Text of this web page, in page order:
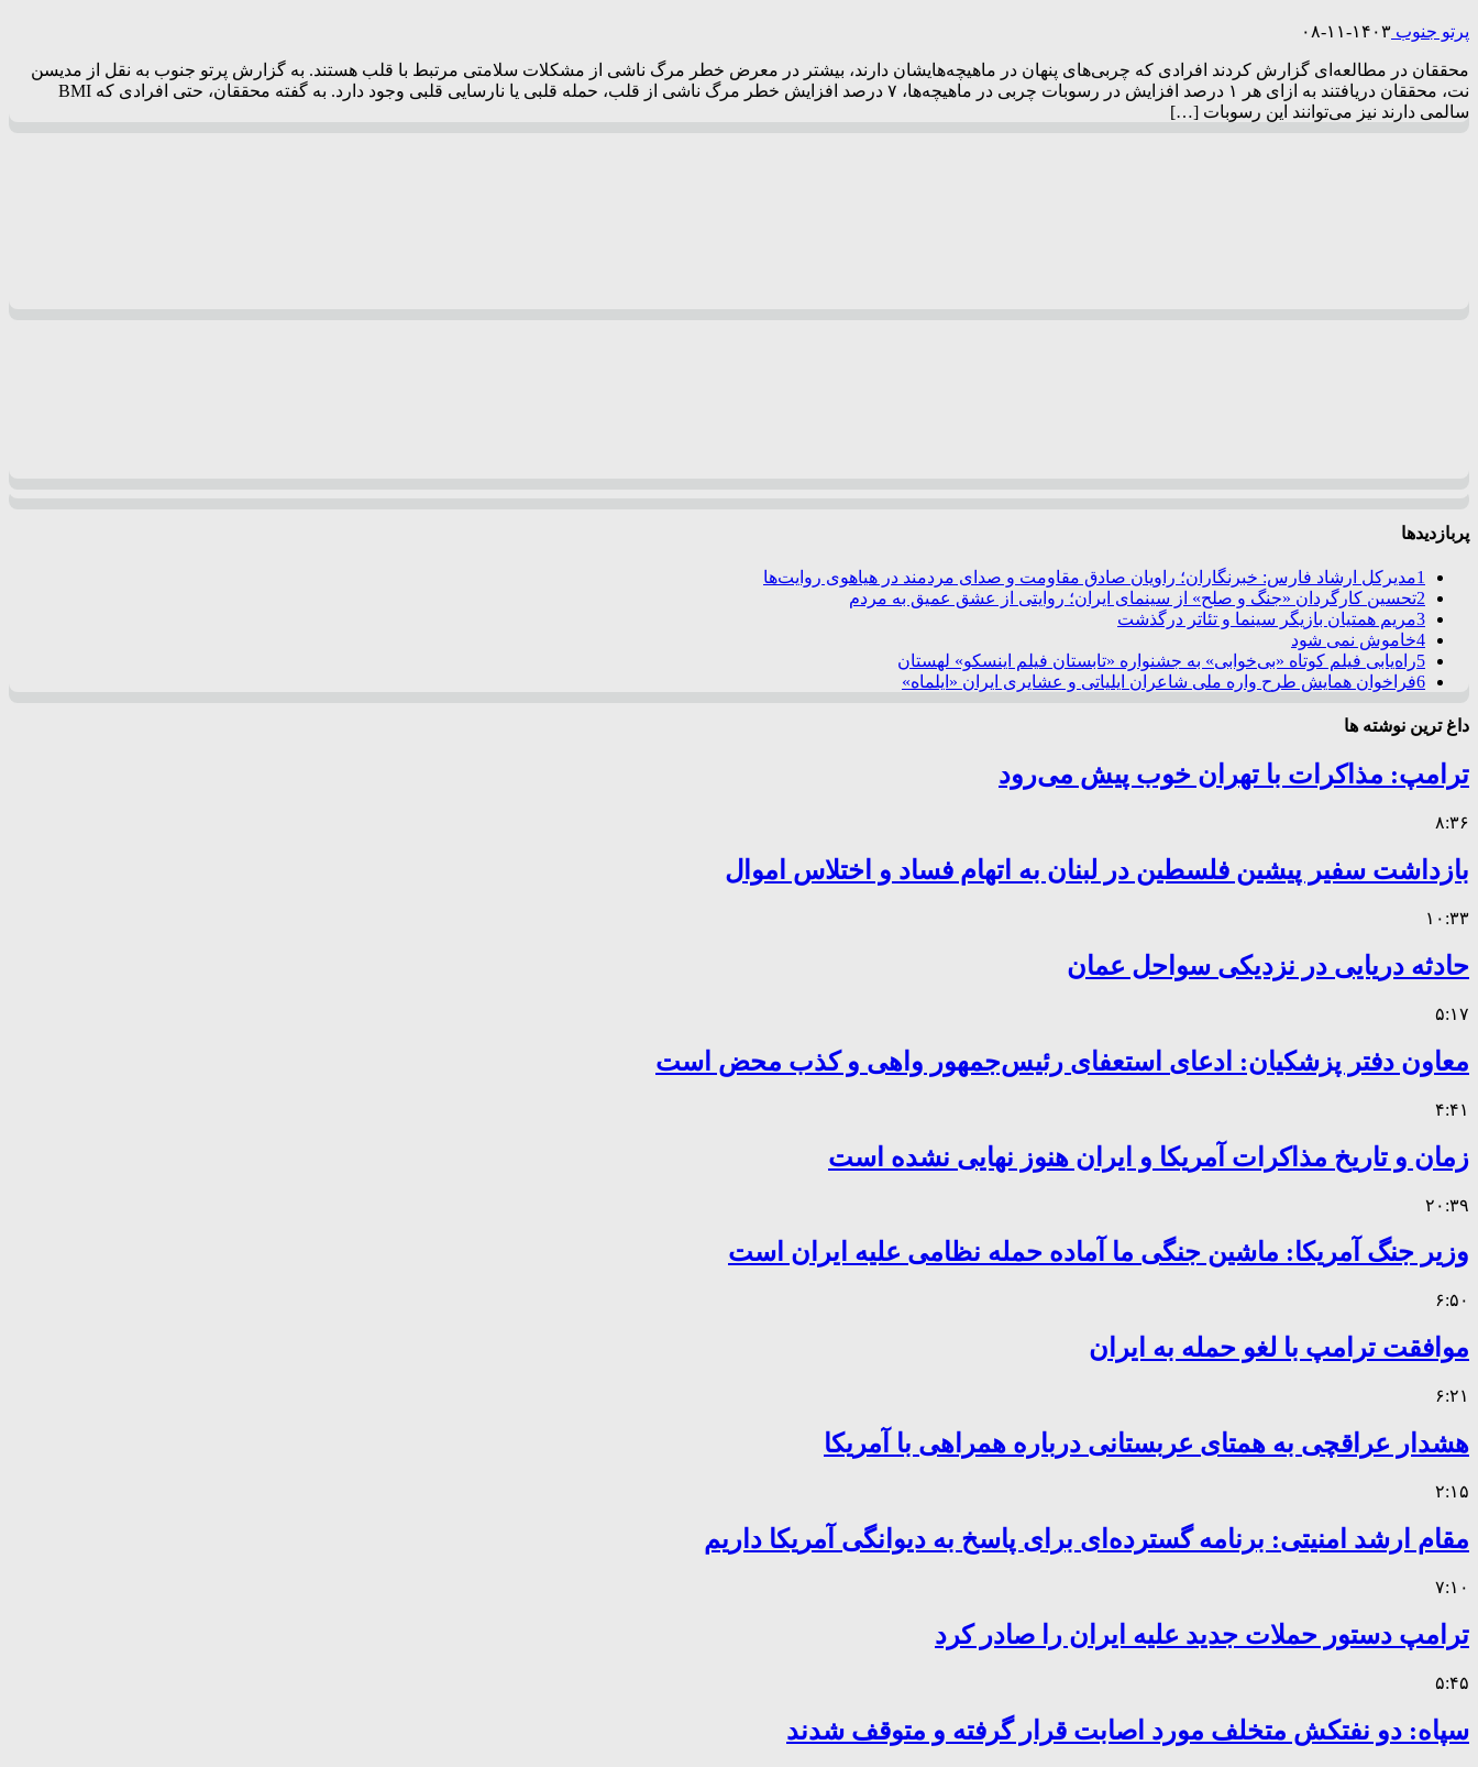
پرتو جنوب ۱۴۰۳-۱۱-۰۸
محققان در مطالعه‌ای گزارش کردند افرادی که چربی‌های پنهان در ماهیچه‌هایشان دارند، بیشتر در معرض خطر مرگ ناشی از مشکلات سلامتی مرتبط با قلب هستند. به گزارش پرتو جنوب به نقل از مدیسن
نت، محققان دریافتند به ازای هر ۱ درصد افزایش در رسوبات چربی در ماهیچه‌ها، ۷ درصد افزایش خطر مرگ ناشی از قلب، حمله قلبی یا نارسایی قلبی وجود دارد. به گفته محققان، حتی افرادی که BMI
سالمی دارند نیز می‌توانند این رسوبات […]
پربازدیدها
1مدیرکل ارشاد فارس: خبرنگاران؛ راویان صادق مقاومت و صدای مردمند در هیاهوی روایت‌ها
2تحسین کارگردان «جنگ و صلح» از سینمای ایران؛ روایتی از عشق عمیق به مردم
3مریم همتیان بازیگر سینما و تئاتر درگذشت
4خاموش نمی شود
5راه‌یابی فیلم کوتاه «بی‌خوابی» به جشنواره «تابستان فیلم اینسکو» لهستان
6فراخوان همایش طرح واره ملی شاعران ایلیاتی و عشایری ایران «ایلماه»
داغ ترین نوشته ها
ترامپ: مذاکرات با تهران خوب پیش می‌رود
۸:۳۶
بازداشت سفیر پیشین فلسطین در لبنان به اتهام فساد و اختلاس اموال
۱۰:۳۳
حادثه دریایی در نزدیکی سواحل عمان
۵:۱۷
معاون دفتر پزشکیان: ادعای استعفای رئیس‌جمهور واهی و کذب محض است
۴:۴۱
زمان و تاریخ مذاکرات آمریکا و ایران هنوز نهایی نشده است
۲۰:۳۹
وزیر جنگ آمریکا: ماشین جنگی ما آماده حمله نظامی علیه ایران است
۶:۵۰
موافقت ترامپ با لغو حمله به ایران
۶:۲۱
هشدار عراقچی به همتای عربستانی درباره همراهی با آمریکا
۲:۱۵
مقام ارشد امنیتی: برنامه گسترده‌ای برای پاسخ به دیوانگی آمریکا داریم
۷:۱۰
ترامپ دستور حملات جدید علیه ایران را صادر کرد
۵:۴۵
سپاه: دو نفتکش متخلف مورد اصابت قرار گرفته و متوقف شدند